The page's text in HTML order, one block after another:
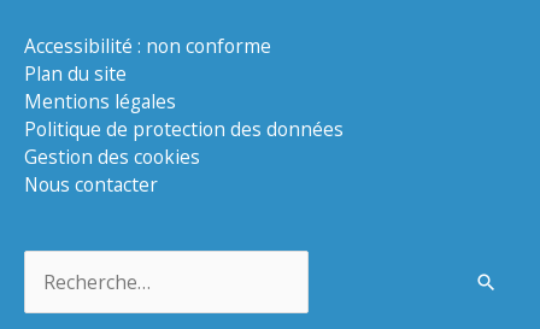
Accessibilité : non conforme
Plan du site
Mentions légales
Politique de protection des données
Gestion des cookies
Nous contacter